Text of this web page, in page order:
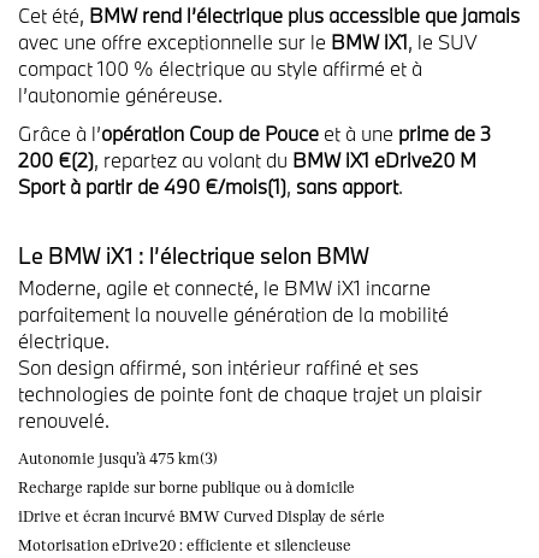
Cet été, BMW rend l’électrique plus accessible que jamais
avec une offre exceptionnelle sur le BMW iX1, le SUV
compact 100 % électrique au style affirmé et à
l’autonomie généreuse.
Grâce à l’opération Coup de Pouce et à une prime de 3
200 €(2), repartez au volant du BMW iX1 eDrive20 M
Sportà partir de 490 €/mois(1), sans apport.
Le BMW iX1 : l’électrique selon BMW
Moderne, agile et connecté, le BMW iX1 incarne
parfaitement la nouvelle génération de la mobilité
électrique.
Son design affirmé, son intérieur raffiné et ses
technologies de pointe font de chaque trajet un plaisir
renouvelé.
Autonomie jusqu’à 475 km(3)
Recharge rapide sur borne publique ou à domicile
iDrive et écran incurvé BMW Curved Display de série
Motorisation eDrive20 : efficiente et silencieuse